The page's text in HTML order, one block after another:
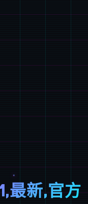
最新,官方